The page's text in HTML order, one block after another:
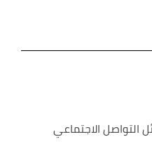
التواصل الاجتماعي